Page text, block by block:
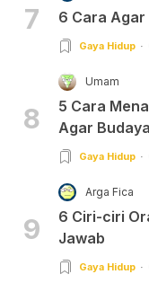
7 6 Cara Agar
Gaya Hidup
8
Umam
5 Cara
Agar
Gaya Hidup
9
Arga Fica
6 Ciri-ciri
Jawab
Gaya Hidup